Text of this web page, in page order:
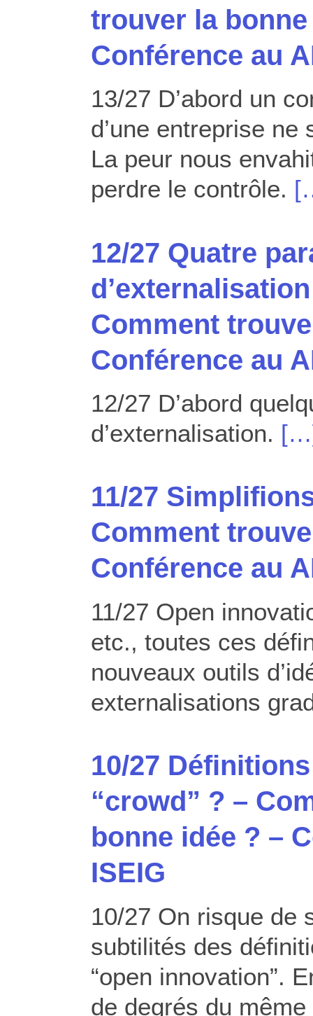
trouver la bonne
Conférence au
13/27 D’abord un
d’une entreprise
La peur nous
perdre le contrôle.
12/27 Quatre
Comment
Conférence au
12/27 D’abord
d’externalisation.
11/27
Comment
Conférence au
11/27 Open
etc., toutes ces
nouveaux outils
externalisations
10/27
“crowd” ? –
bonne idée ? –
ISEIG
10/27 On risque de
subtilités des
“open innovation”.
de degrés du